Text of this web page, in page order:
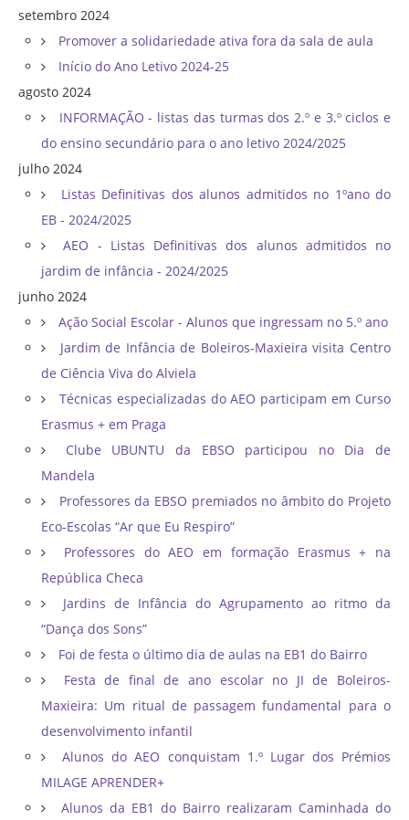
setembro 2024
Promover a solidariedade ativa fora da sala de aula
Início do Ano Letivo 2024-25
agosto 2024
INFORMAÇÃO - listas das turmas dos 2.º e 3.º ciclos e
do ensino secundário para o ano letivo 2024/2025
julho 2024
Listas Definitivas dos alunos admitidos no 1ºano do
EB - 2024/2025
AEO - Listas Definitivas dos alunos admitidos no
jardim de infância - 2024/2025
junho 2024
Ação Social Escolar - Alunos que ingressam no 5.º ano
Jardim de Infância de Boleiros-Maxieira visita Centro
de Ciência Viva do Alviela
Técnicas especializadas do AEO participam em Curso
Erasmus + em Praga
Clube UBUNTU da EBSO participou no Dia de
Mandela
Professores da EBSO premiados no âmbito do Projeto
Eco-Escolas “Ar que Eu Respiro”
Professores do AEO em formação Erasmus + na
República Checa
Jardins de Infância do Agrupamento ao ritmo da
“Dança dos Sons”
Foi de festa o último dia de aulas na EB1 do Bairro
Festa de final de ano escolar no JI de Boleiros-
Maxieira: Um ritual de passagem fundamental para o
desenvolvimento infantil
Alunos do AEO conquistam 1.º Lugar dos Prémios
MILAGE APRENDER+
Alunos da EB1 do Bairro realizaram Caminhada do